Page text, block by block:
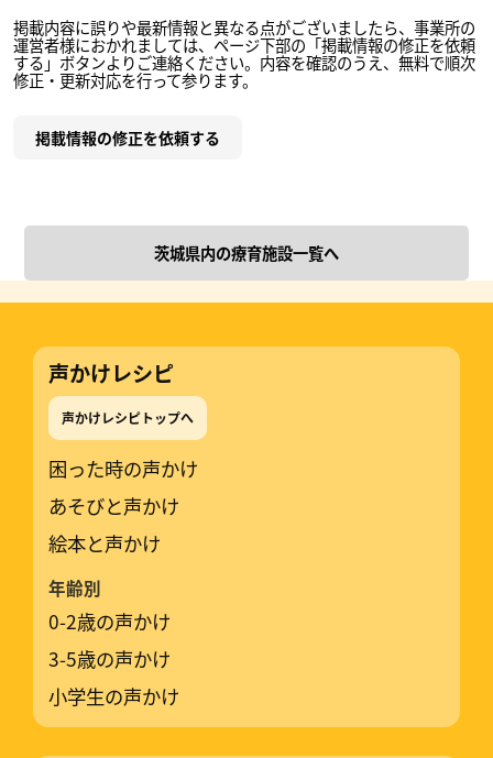
掲載内容に誤りや最新情報と異なる点がございましたら、事業所の
運営者様におかれましては、ページ下部の「掲載情報の修正を依頼
する」ボタンよりご連絡ください。内容を確認のうえ、無料で順次
修正・更新対応を行って参ります。
掲載情報の修正を依頼する
茨城県内の療育施設一覧へ
声かけレシピ
声かけレシピトップへ
困った時の声かけ
あそびと声かけ
絵本と声かけ
年齢別
0-2歳の声かけ
3-5歳の声かけ
小学生の声かけ